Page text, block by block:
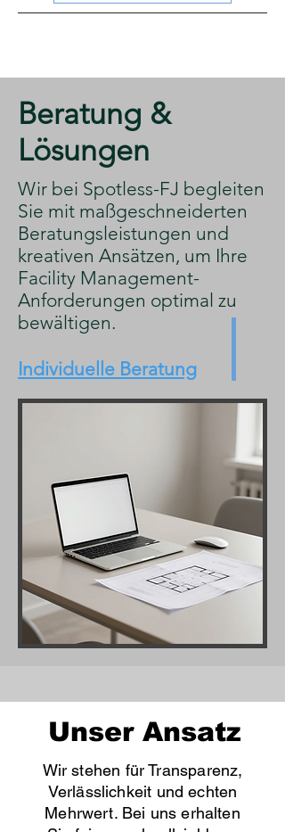
​Beratung &
Lösungen
​Wir bei Spotless-FJ begleiten
Sie mit maßgeschneiderten
Beratungsleistungen und
kreativen Ansätzen, um Ihre
Facility Management-
Anforderungen optimal zu
bewältigen.
Individuelle Beratung
Unser Ansatz
Wir stehen für Transparenz,
Verlässlichkeit und echten
Mehrwert. Bei uns erhalten